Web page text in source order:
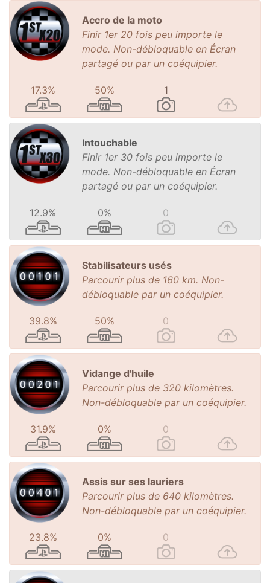
Accro de la moto
Finir 1er 20 fois peu importe le
mode. Non-débloquable en Écran
partagé ou par un coéquipier.
17.3% 50% 1
Intouchable
Finir 1er 30 fois peu importe le
mode. Non-débloquable en Écran
partagé ou par un coéquipier.
12.9% 0% 0
Stabilisateurs usés
Parcourir plus de 160 km. Non-
débloquable par un coéquipier.
39.8% 50% 0
Vidange d'huile
Parcourir plus de 320 kilomètres.
Non-débloquable par un coéquipier.
31.9% 0% 0
Assis sur ses lauriers
Parcourir plus de 640 kilomètres.
Non-débloquable par un coéquipier.
23.8% 0% 0